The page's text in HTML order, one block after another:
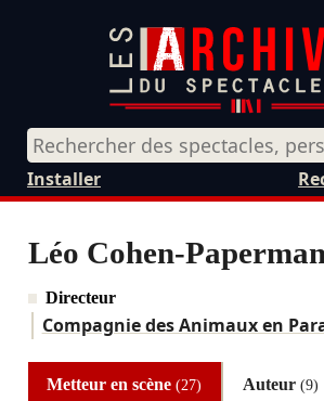
Installer
Léo Cohen-Paperman
Directeur
Compagnie des Animaux en
Metteur en scène(27) Auteur (9)